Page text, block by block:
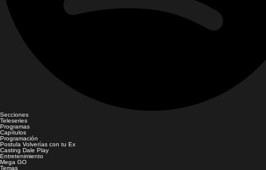
Secciones
Teleseries
Programas
Capítulos
Programación
Postula Volverías con tu Ex
Casting Dale Play
Entretenimiento
Mega GO
Temas